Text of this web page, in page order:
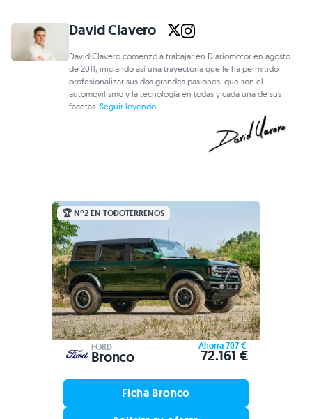
David Clavero
David Clavero comenzó a trabajar en Diariomotor en agosto
de 2011, iniciando así una trayectoria que le ha permitido
profesionalizar sus dos grandes pasiones, que son el
automovilismo y la tecnología en todas y cada una de sus
facetas.Seguir leyendo...
🏆 Nº2 EN TODOTERRENOS
FORD
Bronco
Ahorra 707 €
72.161 €
Ficha Bronco